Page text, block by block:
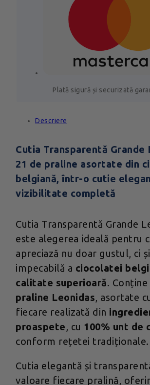
Plată sigură și securizată
Descriere
Cutia Transparentă Grande
21 de praline asortate din
belgiană, într-o cutie
vizibilitate completă
Cutia Transparentă Grande
este alegerea ideală pentru
apreciază nu doar gustul, ci
impecabilă a ciocolatei
calitate superioară. Conține
praline Leonidas, asortate
fiecare realizată din
proaspete, cu 100% unt de
conform rețetei tradiționale.
Cutia elegantă și
valoare fiecare pralină,